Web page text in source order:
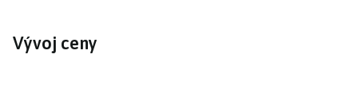
Vývoj ceny